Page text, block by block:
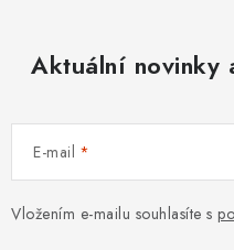
DÁRKOVÉ POUKAZY
OŘECHY NATURAL /
Aktuální novinky
E-mail
Vložením e-mailu souhlasíte s